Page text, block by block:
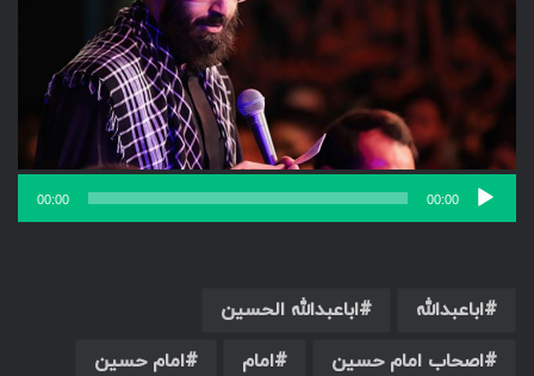
00:00
00:00
اباعبدالله
اباعبدالله الحسین
اصحاب امام حسین
امام
امام حسین